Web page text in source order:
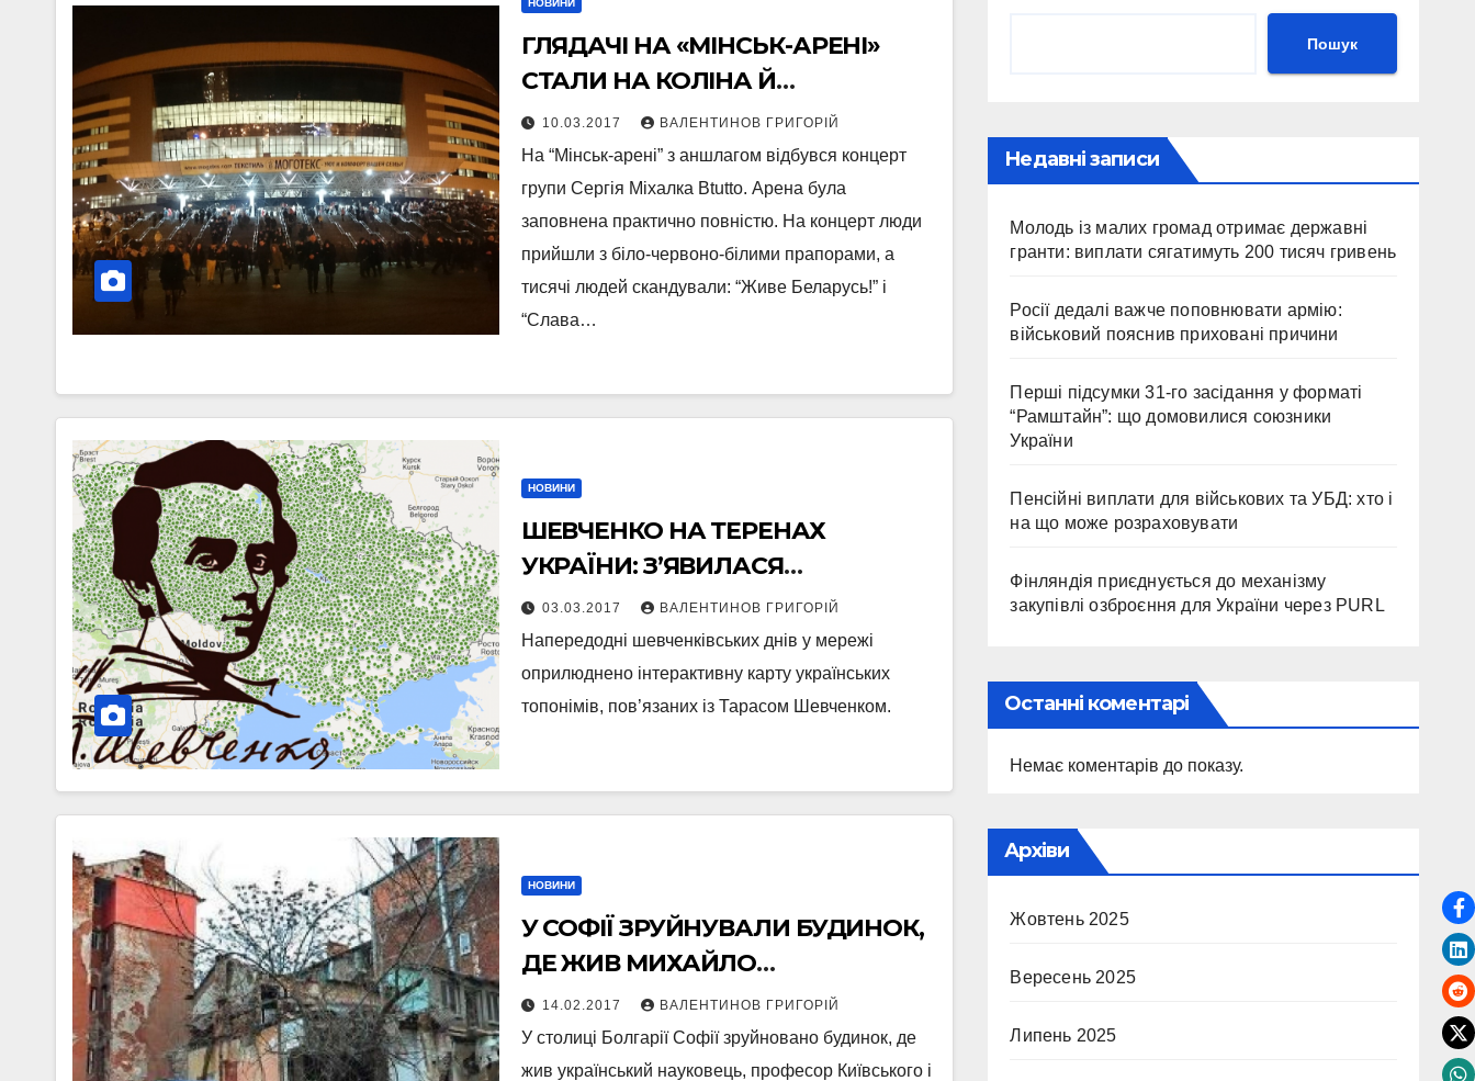
НОВИНИ
ГЛЯДАЧІ НА «МІНСЬК-АРЕНІ»
СТАЛИ НА КОЛІНА Й
СКАНДУВАЛИ «СЛАВА УКРАЇНІ»
(ВІДЕО)
10.03.2017 ВАЛЕНТИНОВ ГРИГОРІЙ
На “Мінськ-арені” з аншлагом відбувся концерт
групи Сергія Міхалка Вtutto. Арена була
заповнена практично повністю. На концерт люди
прийшли з біло-червоно-білими прапорами, а
тисячі людей скандували: “Живе Беларусь!” і
“Слава…
НОВИНИ
ШЕВЧЕНКО НА ТЕРЕНАХ
УКРАЇНИ: З’ЯВИЛАСЯ
ІНТЕРАКТИВНА КАРТА
03.03.2017 ВАЛЕНТИНОВ ГРИГОРІЙ
Напередодні шевченківських днів у мережі
оприлюднено інтерактивну карту українських
топонімів, пов’язаних із Тарасом Шевченком.
НОВИНИ
У СОФІЇ ЗРУЙНУВАЛИ БУДИНОК,
ДЕ ЖИВ МИХАЙЛО
ДРАГОМАНОВ
14.02.2017 ВАЛЕНТИНОВ ГРИГОРІЙ
У столиці Болгарії Софії зруйновано будинок, де
жив український науковець, професор Київського і
Пошук
Недавні записи
Молодь із малих громад отримає державні
гранти: виплати сягатимуть 200 тисяч гривень
Росії дедалі важче поповнювати армію:
військовий пояснив приховані причини
Перші підсумки 31-го засідання у форматі
“Рамштайн”: що домовилися союзники
України
Пенсійні виплати для військових та УБД: хто і
на що може розраховувати
Фінляндія приєднується до механізму
закупівлі озброєння для України через PURL
Останні коментарі
Немає коментарів до показу.
Архіви
Жовтень 2025
Вересень 2025
Липень 2025